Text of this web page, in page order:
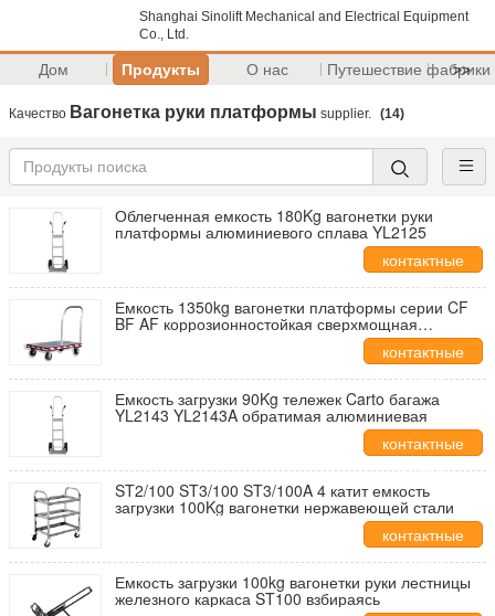
Shanghai Sinolift Mechanical and Electrical Equipment
Co., Ltd.
Дом Продукты О нас Путешествие фабрики
>>
Качество Вагонетка руки платформы supplier. (14)
Облегченная емкость 180Kg вагонетки руки
платформы алюминиевого сплава YL2125
контактные
данные
Емкость 1350kg вагонетки платформы серии CF
BF AF коррозионностойкая сверхмощная
контактные
данные
Емкость загрузки 90Kg тележек Carto багажа
YL2143 YL2143A обратимая алюминиевая
контактные
данные
ST2/100 ST3/100 ST3/100A 4 катит емкость
загрузки 100Kg вагонетки нержавеющей стали
контактные
данные
Емкость загрузки 100kg вагонетки руки лестницы
железного каркаса ST100 взбираясь